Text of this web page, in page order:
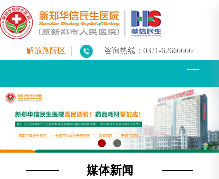
解放路院区 咨询热线：0371-62666666
媒体新闻